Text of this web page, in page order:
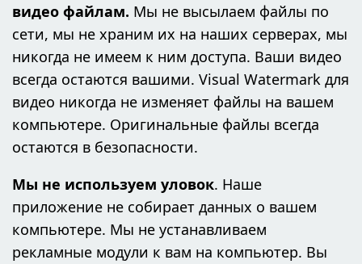
видео файлам. Мы не высылаем файлы по
сети, мы не храним их на наших серверах, мы
никогда не имеем к ним доступа. Ваши видео
всегда остаются вашими. Visual Watermark для
видео никогда не изменяет файлы на вашем
компьютере. Оригинальные файлы всегда
остаются в безопасности.
Мы не используем уловок. Наше
приложение не собирает данных о вашем
компьютере. Мы не устанавливаем
рекламные модули к вам на компьютер. Вы